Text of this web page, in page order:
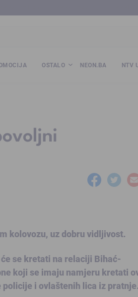
OSTALO NEON.BA NTV
kolovozu, uz dobru vidljivost.
se kretati na relaciji Bihać-
koji se imaju namjeru kretati
i ovlaštenih lica iz